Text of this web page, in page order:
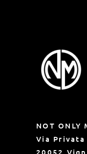
NOT ONLY
Via
20052